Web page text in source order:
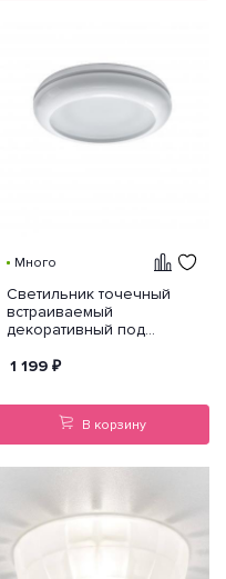
Много
Светильник точечный
встраиваемый
декоративный под
или LED лампы Piano mini
1 199₽
В корзину